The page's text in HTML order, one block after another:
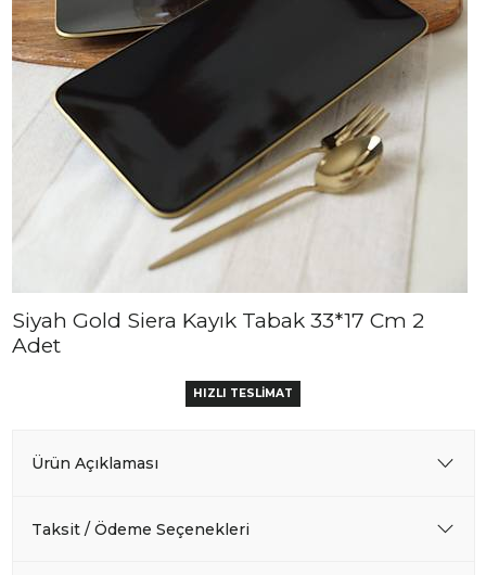
Siyah Gold Siera Kayık Tabak 33*17 Cm 2
Adet
HIZLI TESLİMAT
Ürün Açıklaması
Taksit / Ödeme Seçenekleri